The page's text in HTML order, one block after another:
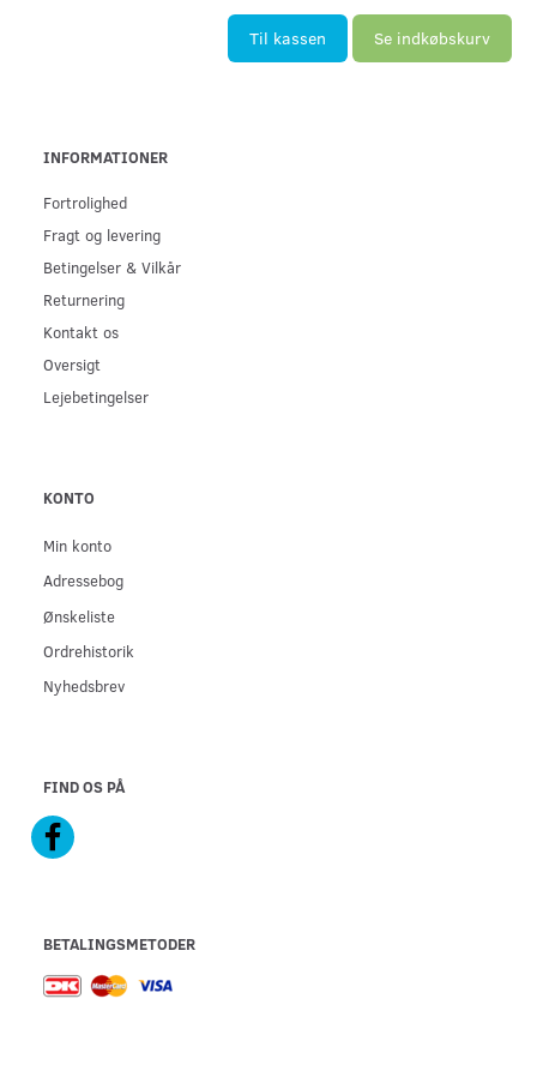
Til kassen Se indkøbskurv
INFORMATIONER
Fortrolighed
Fragt og levering
Betingelser & Vilkår
Returnering
Kontakt os
Oversigt
Lejebetingelser
KONTO
Min konto
Adressebog
Ønskeliste
Ordrehistorik
Nyhedsbrev
FIND OS PÅ
BETALINGSMETODER